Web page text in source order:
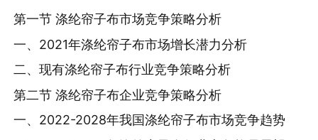
第一节 涤纶帘子布市场竞争策略分析
一、2021年涤纶帘子布市场增长潜力分析
二、现有涤纶帘子布行业竞争策略分析
第二节 涤纶帘子布企业竞争策略分析
一、2022-2028年我国涤纶帘子布市场竞争趋势